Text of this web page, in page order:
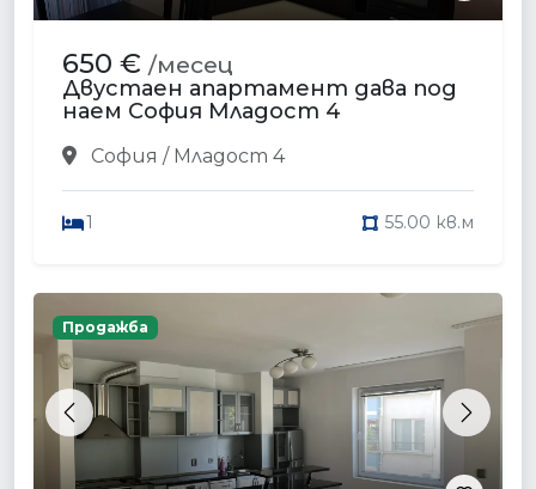
650 € /месец
Двустаен апартамент дава под
наем София Младост 4
София / Младост 4
1 55.00 кв.м
Previous Next
Продажба